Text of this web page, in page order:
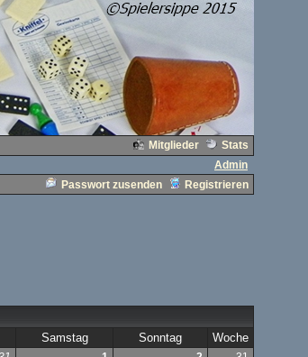
Mitglieder
Stats
Admin
Passwort zusenden Registrieren
Samstag Sonntag Woche